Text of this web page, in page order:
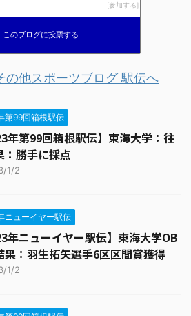
参加する
このブログに投票する
第99回箱根駅伝
年第99回箱根駅伝】東海大学：往
：勝手に採点
1/2
ニューイヤー駅伝
年ニューイヤー駅伝】東海大学OB
果：羽生拓矢選手6区区間賞獲得
1/2